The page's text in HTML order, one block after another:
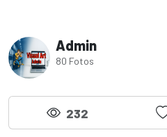
Admin
80 Fotos
232